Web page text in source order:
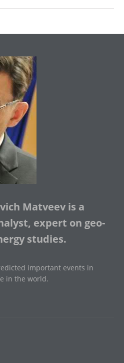
Matveev is a
expert on geo-
studies.
important events in
in the world.